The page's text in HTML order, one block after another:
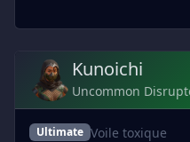
Kunoichi
Uncommon
Ultimate Voile toxique